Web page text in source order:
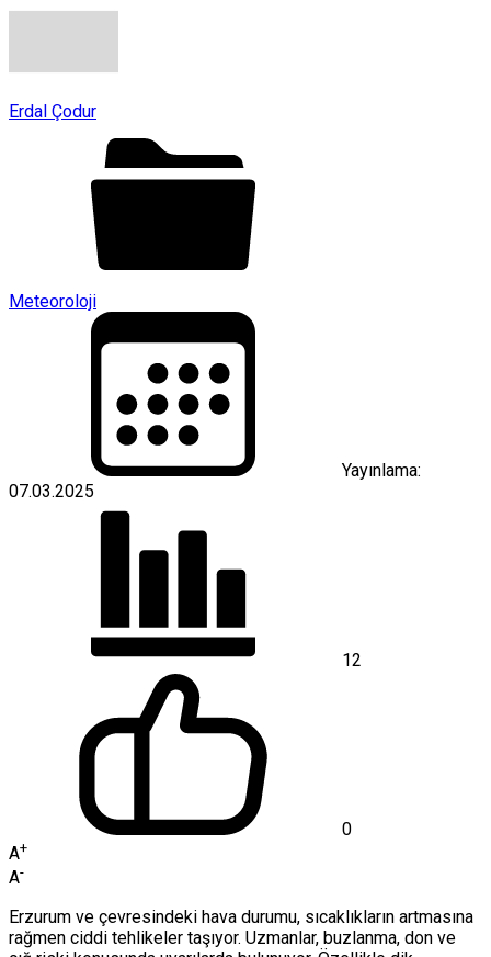
Erdal Çodur
Meteoroloji
Yayınlama:
07.03.2025
12
0
A+
A-
Erzurum ve çevresindeki hava durumu, sıcaklıkların artmasına
rağmen ciddi tehlikeler taşıyor. Uzmanlar, buzlanma, don ve